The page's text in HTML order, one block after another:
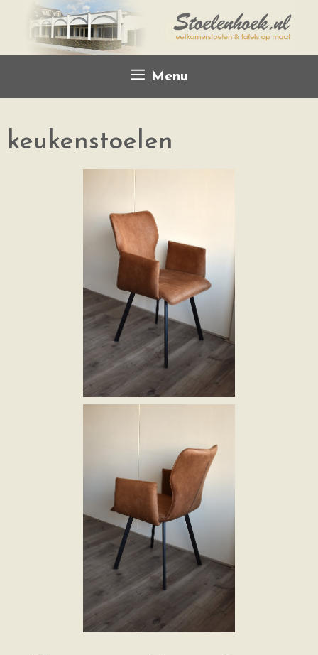
Menu
keukenstoelen